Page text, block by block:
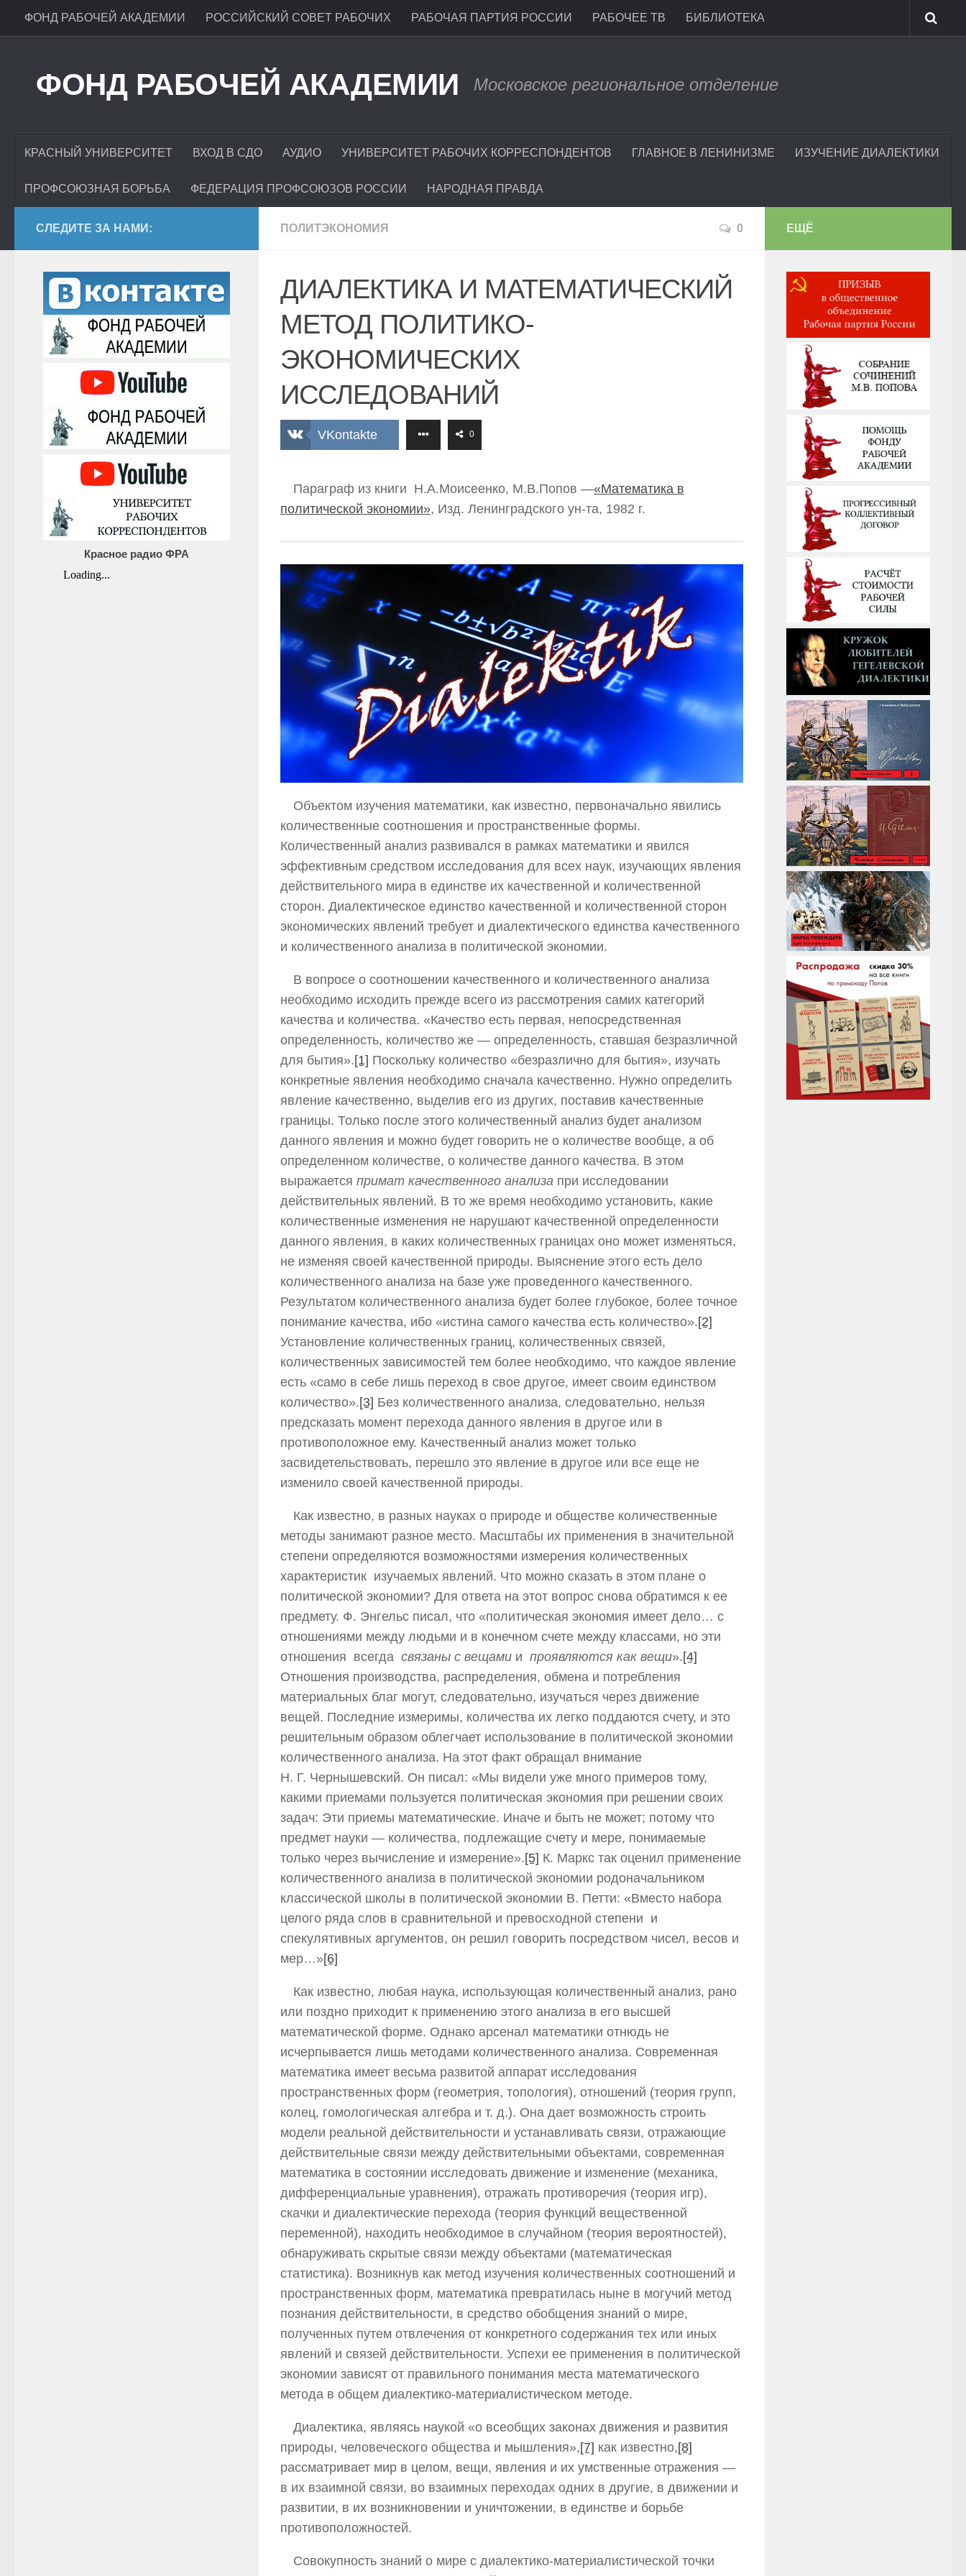
ФОНД РАБОЧЕЙ АКАДЕМИИ РОССИЙСКИЙ СОВЕТ РАБОЧИХ РАБОЧАЯ ПАРТИЯ РОССИИ РАБОЧЕЕ ТВ БИБЛИОТЕКА
ФОНД РАБОЧЕЙ АКАДЕМИИ Московское региональное отделение
КРАСНЫЙ УНИВЕРСИТЕТ ВХОД В СДО АУДИО УНИВЕРСИТЕТ РАБОЧИХ КОРРЕСПОНДЕНТОВ ГЛАВНОЕ В ЛЕНИНИЗМЕ ИЗУЧЕНИЕ ДИАЛЕКТИКИ
ПРОФСОЮЗНАЯ БОРЬБА ФЕДЕРАЦИЯ ПРОФСОЮЗОВ РОССИИ НАРОДНАЯ ПРАВДА
ПОЛИТЭКОНОМИЯ 0
ДИАЛЕКТИКА И МАТЕМАТИЧЕСКИЙ
МЕТОД ПОЛИТИКО-
ЭКОНОМИЧЕСКИХ
ИССЛЕДОВАНИЙ
VKontakte 0
Параграф из книги Н.А.Моисеенко, М.В.Попов —«Математика в
политической экономии», Изд. Ленинградского ун-та, 1982 г.
Объектом изучения математики, как известно, первоначально явились
количественные соотношения и пространственные формы.
Количественный анализ развивался в рамках математики и явился
эффективным средством исследования для всех наук, изучающих явления
действительного мира в единстве их качественной и количественной
сторон. Диалектическое единство качественной и количественной сторон
экономических явлений требует и диалектического единства качественного
и количественного анализа в политической экономии.
В вопросе о соотношении качественного и количественного анализа
необходимо исходить прежде всего из рассмотрения самих категорий
качества и количества. «Качество есть первая, непосредственная
определенность, количество же — определенность, ставшая безразличной
для бытия».[1] Поскольку количество «безразлично для бытия», изучать
конкретные явления необходимо сначала качественно. Нужно определить
явление качественно, выделив его из других, поставив качественные
границы. Только после этого количественный анализ будет анализом
данного явления и можно будет говорить не о количестве вообще, а об
определенном количестве, о количестве данного качества. В этом
выражается примат качественного анализа при исследовании
действительных явлений. В то же время необходимо установить, какие
количественные изменения не нарушают качественной определенности
данного явления, в каких количественных границах оно может изменяться,
не изменяя своей качественной природы. Выяснение этого есть дело
количественного анализа на базе уже проведенного качественного.
Результатом количественного анализа будет более глубокое, более точное
понимание качества, ибо «истина самого качества есть количество».[2]
Установление количественных границ, количественных связей,
количественных зависимостей тем более необходимо, что каждое явление
есть «само в себе лишь переход в свое другое, имеет своим единством
количество».[3] Без количественного анализа, следовательно, нельзя
предсказать момент перехода данного явления в другое или в
противоположное ему. Качественный анализ может только
засвидетельствовать, перешло это явление в другое или все еще не
изменило своей качественной природы.
Как известно, в разных науках о природе и обществе количественные
методы занимают разное место. Масштабы их применения в значительной
степени определяются возможностями измерения количественных
характеристик изучаемых явлений. Что можно сказать в этом плане о
политической экономии? Для ответа на этот вопрос снова обратимся к ее
предмету. Ф. Энгельс писал, что «политическая экономия имеет дело… с
отношениями между людьми и в конечном счете между классами, но эти
отношения всегда связаны с вещами и проявляются как вещи».[4]
Отношения производства, распределения, обмена и потребления
материальных благ могут, следовательно, изучаться через движение
вещей. Последние измеримы, количества их легко поддаются счету, и это
решительным образом облегчает использование в политической экономии
количественного анализа. На этот факт обращал внимание
Н. Г. Чернышевский. Он писал: «Мы видели уже много примеров тому,
какими приемами пользуется политическая экономия при решении своих
задач: Эти приемы математические. Иначе и быть не может; потому что
предмет науки — количества, подлежащие счету и мере, понимаемые
только через вычисление и измерение».[5] К. Маркс так оценил применение
количественного анализа в политической экономии родоначальником
классической школы в политической экономии В. Петти: «Вместо набора
целого ряда слов в сравнительной и превосходной степени и
спекулятивных аргументов, он решил говорить посредством чисел, весов и
мер…»[6]
Как известно, любая наука, использующая количественный анализ, рано
или поздно приходит к применению этого анализа в его высшей
математической форме. Однако арсенал математики отнюдь не
исчерпывается лишь методами количественного анализа. Современная
математика имеет весьма развитой аппарат исследования
пространственных форм (геометрия, топология), отношений (теория групп,
колец, гомологическая алгебра и т. д.). Она дает возможность строить
модели реальной действительности и устанавливать связи, отражающие
действительные связи между действительными объектами, современная
математика в состоянии исследовать движение и изменение (механика,
дифференциальные уравнения), отражать противоречия (теория игр),
скачки и диалектические перехода (теория функций вещественной
переменной), находить необходимое в случайном (теория вероятностей),
обнаруживать скрытые связи между объектами (математическая
статистика). Возникнув как метод изучения количественных соотношений и
пространственных форм, математика превратилась ныне в могучий метод
познания действительности, в средство обобщения знаний о мире,
полученных путем отвлечения от конкретного содержания тех или иных
явлений и связей действительности. Успехи ее применения в политической
экономии зависят от правильного понимания места математического
метода в общем диалектико-материалистическом методе.
Диалектика, являясь наукой «о всеобщих законах движения и развития
природы, человеческого общества и мышления»,[7] как известно,[8]
рассматривает мир в целом, вещи, явления и их умственные отражения —
в их взаимной связи, во взаимных переходах одних в другие, в движении и
развитии, в их возникновении и уничтожении, в единстве и борьбе
противоположностей.
Совокупность знаний о мире с диалектико-материалистической точки
СЛЕДИТЕ ЗА НАМИ:
Красное радио ФРА
ЕЩЁ